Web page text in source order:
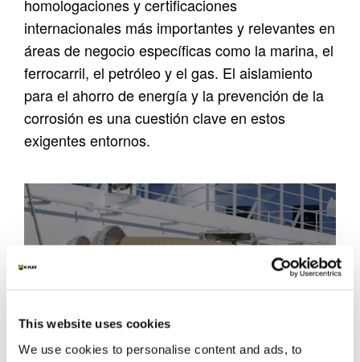
This website uses cookies
We use cookies to personalise content and ads, to
homologaciones y certificaciones
internacionales más importantes y relevantes en
áreas de negocio específicas como la marina, el
ferrocarril, el petróleo y el gas. El aislamiento
para el ahorro de energía y la prevención de la
corrosión es una cuestión clave en estos
exigentes entornos.
CONSTRUCCIÓN NAVAL Y
FERROVIARIA